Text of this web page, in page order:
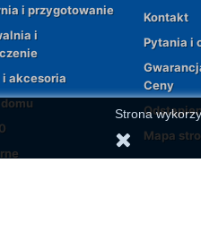
i przygotowanie
i
i akcesoria
Kontakt
Pytania i
Ceny
Mapa
Strona